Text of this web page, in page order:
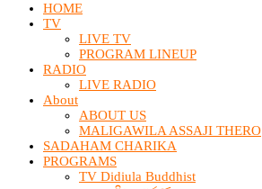
HOME
TV
LIVE TV
PROGRAM LINEUP
RADIO
LIVE RADIO
About
ABOUT US
MALIGAWILA ASSAJI THERO
SADAHAM CHARIKA
PROGRAMS
TV Didiula Buddhist